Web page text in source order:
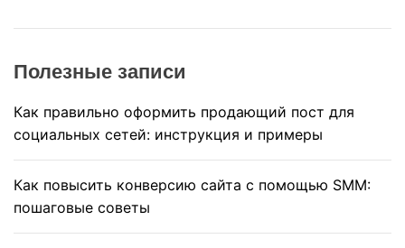
Полезные записи
Как правильно оформить продающий пост для
социальных сетей: инструкция и примеры
Как повысить конверсию сайта с помощью SMM:
пошаговые советы